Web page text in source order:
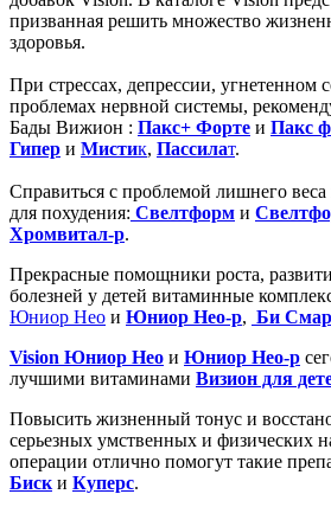
призванная решить множество
здоровья.
При стрессах, депрессии, угнетенном
проблемах нервной системы,
Бады Вижион : Пакс+ Форте и Пакс
Гипер и Мистик, Пассилат.
Справиться с проблемой лишнего
для похудения: Свелтформ и
Хромвитал-р.
Прекрасные помощники роста,
болезней у детей витаминные
Юниор Нео и Юниор Нео-р, Би
Vision Юниор Нео и Юниор Нео-р
лучшими витаминами Визион для
Повысить жизненный тонус и
серьезных умственных и физических
операции отлично помогут такие
Биск и Куперс.